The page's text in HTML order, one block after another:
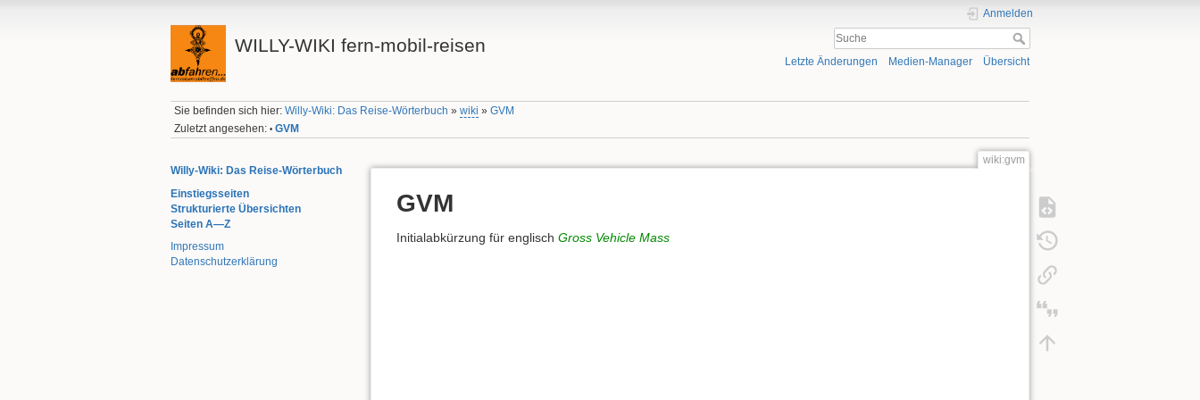
WILLY-WIKI fern-mobil-reisen
Anmelden
Letzte Änderungen Medien-Manager Übersicht
Sie befinden sich hier:Willy-Wiki: Das Reise-Wörterbuch »wiki »GVM
Zuletzt angesehen: • GVM
Willy-Wiki: Das Reise-Wörterbuch
Einstiegsseiten
Strukturierte Übersichten
Seiten A—Z
Impressum
Datenschutzerklärung
wiki:gvm
GVM
Initialabkürzung für englisch Gross Vehicle Mass